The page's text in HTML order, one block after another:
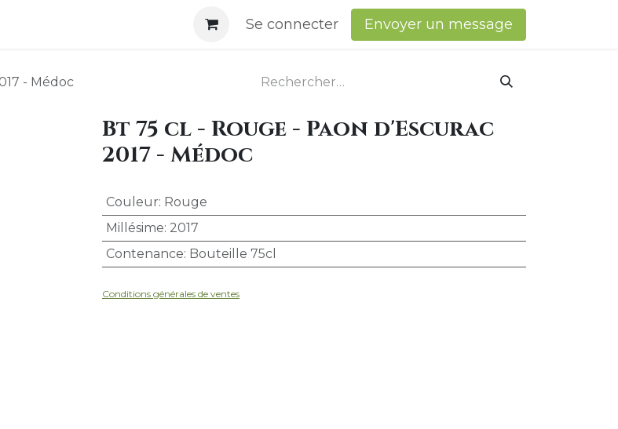
Se connecter ​Envoyer un message
- Médoc
Bt 75 cl - Rouge - Paon d'Escurac
2017 - Médoc
Couleur: Rouge
Millésime: 2017
Contenance: Bouteille 75cl
Conditions générales de ventes